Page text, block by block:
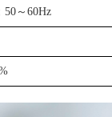
50～60Hz